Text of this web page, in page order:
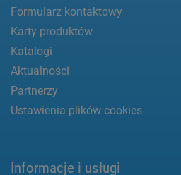
Formularz kontaktowy
Karty produktów
Katalogi
Aktualności
Partnerzy
Ustawienia plików cookies
Informacje i usługi